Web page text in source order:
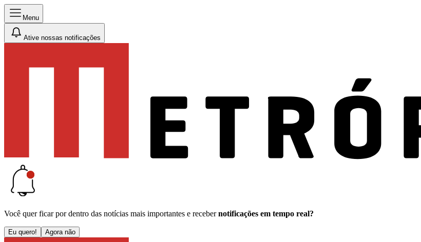
Menu
Ative nossas notificações
Você quer ficar por dentro das notícias mais importantes e receber notificações em tempo real?
Eu quero! Agora não